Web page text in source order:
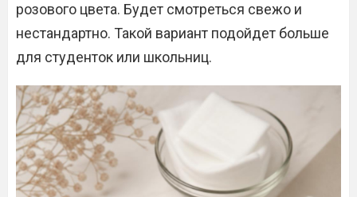
розового цвета. Будет смотреться свежо и
нестандартно. Такой вариант подойдет больше
для студенток или школьниц.